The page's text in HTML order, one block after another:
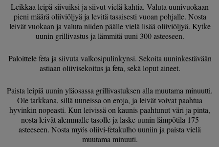
Leikkaa leipä siivuiksi ja siivut vielä kahtia. Valuta uunivuokaan
pieni määrä oliiviöljyä ja levitä tasaisesti vuoan pohjalle. Nosta
leivät vuokaan ja valuta niiden päälle vielä lisää oliiviöljyä. Kytke
uunin grillivastus ja lämmitä uuni 300 asteeseen.
Paloittele feta ja siivuta valkosipulinkynsi. Sekoita uuninkestävään
astiaan oliivisekoitus ja feta, sekä loput aineet.
Paista leipiä uunin yläosassa grillivastuksen alla muutama minuutti.
Ole tarkkana, sillä uuneissa on eroja, ja leivät voivat paahtua
hyvinkin nopeasti. Kun leivissä on kaunis paahtunut väri ja pinta,
nosta leivät alemmalle tasolle ja laske uunin lämpötila 175
asteeseen. Nosta myös oliivi-fetakulho uuniin ja paista vielä
muutama minuuti.